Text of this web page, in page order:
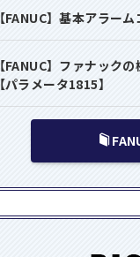
【FANUC】基本アラー
【FANUC】ファナック
【パラメータ1815】